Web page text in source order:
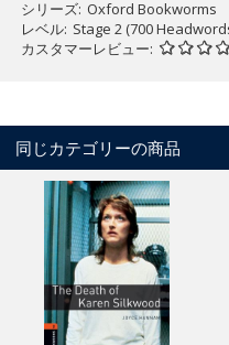
シリーズ Oxford Bookworms
レベル Stage 2 (700
カスタマーレビュー
同じカテゴリーの商品